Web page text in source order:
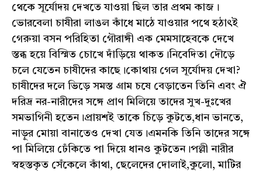
থেকে সূর্যোদয় দেখতে যাওয়া ছিল তার প্রথম কাজ।
ভোরবেলা চাষীরা লাঙল কাঁধে মাঠে যাওয়ার পথে হঠাৎই
গেরুয়া বসন পরিহিতা গৌরাঙ্গী এক মেমসাহেবকে দেখে
স্তব্ধ হয়ে বিস্মিত চোখে দাঁড়িয়ে থাকত।নিবেদিতা দৌড়ে
চলে যেতেন চাষীদের কাছে।কোথায় গেল সূর্যোদয় দেখা?
চাষীদের দলে ভিড়ে সমস্ত গ্রাম চষে বেড়াতেন তিনি এবং ঐ
দরিদ্র নর-নারীদের সঙ্গে প্রাণ মিলিয়ে তাদের সুখ-দুঃখের
সমভাগিনী হতেন।প্রায়শই তাকে চিড়ে কুটতে,ধান ভানতে,
নাড়ুর মোয়া বানাতেও দেখা যেত।এমনকি তিনি তাদের সঙ্গে
পা মিলিয়ে ঢেঁকিতে পা দিয়ে ধানও কুটতেন।পল্লী নারীর
স্বহস্তকৃত সেঁকেলে কাঁথা, ছেলেদের দোলাই,কুলো, মাটির